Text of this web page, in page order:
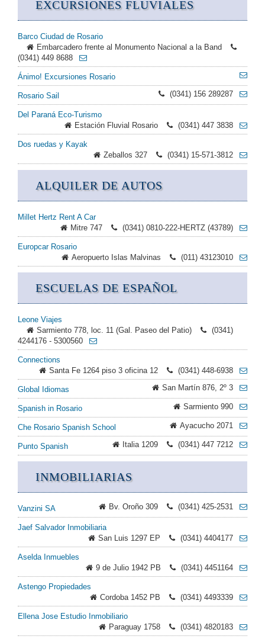
EXCURSIONES FLUVIALES
Barco Ciudad de Rosario
Embarcadero frente al Monumento Nacional a la Band
(0341) 449 8688
Ánimo! Excursiones Rosario
Rosario Sail (0341) 156 289287
Del Paraná Eco-Turismo
Estación Fluvial Rosario
(0341) 447 3838
Dos ruedas y Kayak
Zeballos 327
(0341) 15-571-3812
ALQUILER DE AUTOS
Millet Hertz Rent A Car
Mitre 747
(0341) 0810-222-HERTZ (43789)
Europcar Rosario
Aeropuerto Islas Malvinas
(011) 43123010
ESCUELAS DE ESPAÑOL
Leone Viajes
Sarmiento 778, loc. 11 (Gal. Paseo del Patio)
(0341)
4244176 - 5300560
Connections
Santa Fe 1264 piso 3 oficina 12
(0341) 448-6938
Global Idiomas San Martín 876, 2º 3
Spanish in Rosario Sarmiento 990
Che Rosario Spanish School Ayacucho 2071
Punto Spanish Italia 1209 (0341) 447 7212
INMOBILIARIAS
Vanzini SA Bv. Oroño 309 (0341) 425-2531
Jaef Salvador Inmobiliaria
San Luis 1297 EP
(0341) 4404177
Aselda Inmuebles
9 de Julio 1942 PB
(0341) 4451164
Astengo Propiedades
Cordoba 1452 PB
(0341) 4493339
Ellena Jose Estudio Inmobiliario
Paraguay 1758
(0341) 4820183